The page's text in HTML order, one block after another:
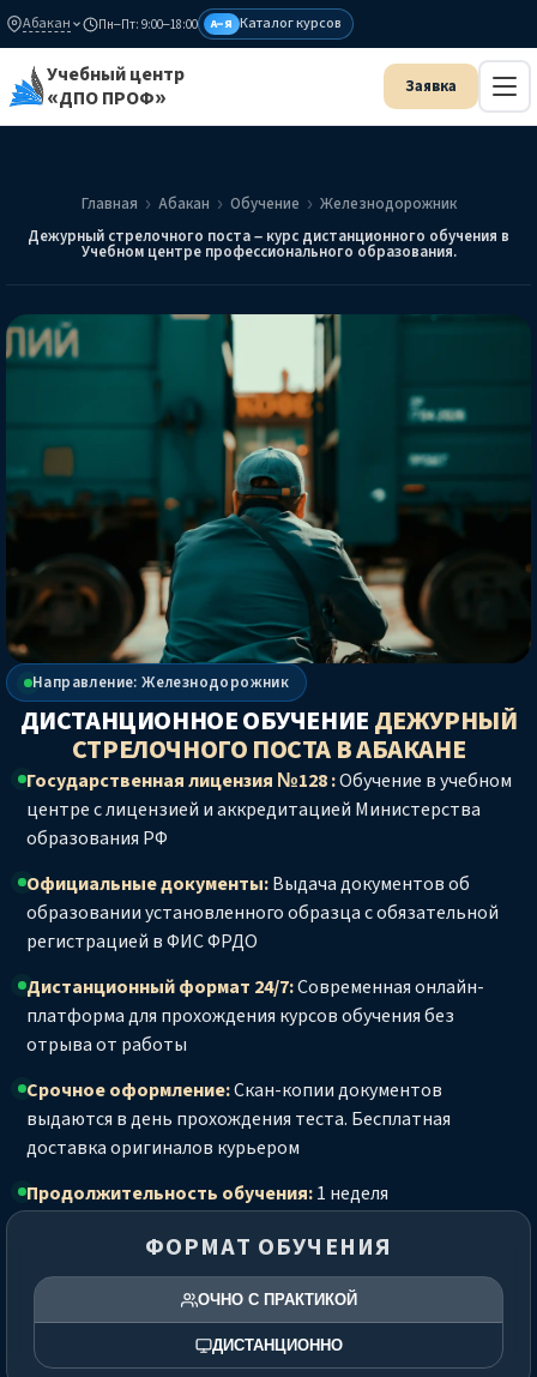
Абакан Пн–Пт: 9:00–18:00 А–Я Каталог курсов
Учебный центр
«ДПО ПРОФ»
Главная Абакан Обучение
Железнодорожник
Дежурный стрелочного поста – курс дистанционного обучения в
Учебном центре профессионального образования.
Направление: Железнодорожник
ДИСТАНЦИОННОЕ ОБУЧЕНИЕДЕЖУРНЫЙ
СТРЕЛОЧНОГО ПОСТАВ АБАКАНЕ
Государственная лицензия №128 :Обучение в учебном
центре с лицензией и аккредитацией Министерства
образования РФ
Официальные документы:Выдача документов об
образовании установленного образца с обязательной
регистрацией в ФИС ФРДО
Дистанционный формат 24/7:Современная онлайн-
платформа для прохождения курсов обучения без
отрыва от работы
Срочное оформление:Скан-копии документов
выдаются в день прохождения теста. Бесплатная
доставка оригиналов курьером
Продолжительность обучения:1 неделя
ФОРМАТ ОБУЧЕНИЯ
ОЧНО С ПРАКТИКОЙ
ДИСТАНЦИОННО